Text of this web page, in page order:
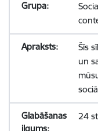
Šīs
un
24